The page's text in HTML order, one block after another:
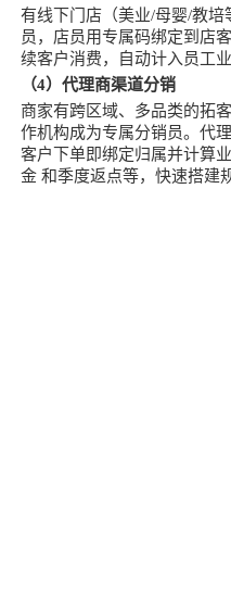
有线下门店（美业/母婴/教
员，店员用专属码绑定到店
续客户消费，自动计入员工
（4）代理商渠道分销
商家有跨区域、多品类的拓
作机构成为专属分销员。代
客户下单即绑定归属并计算
金 和季度返点等，快速搭建